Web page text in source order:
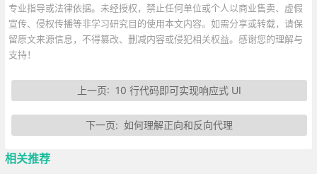
专业指导或法律依据。未经授权，禁止任何单位或个人以商业售卖、虚假
宣传、侵权传播等非学习研究目的使用本文内容。如需分享或转载，请保
留原文来源信息，不得篡改、删减内容或侵犯相关权益。感谢您的理解与
支持！
上一页: 10 行代码即可实现响应式 UI
下一页: 如何理解正向和反向代理
相关推荐